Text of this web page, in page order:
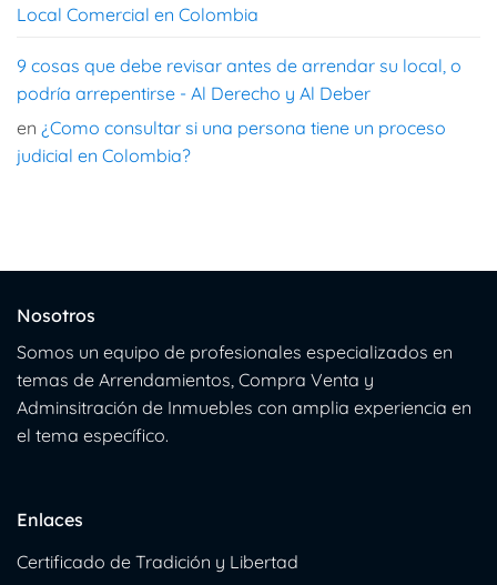
Local Comercial en Colombia
9 cosas que debe revisar antes de arrendar su local, o
podría arrepentirse - Al Derecho y Al Deber
en ¿Como consultar si una persona tiene un proceso
judicial en Colombia?
Nosotros
Somos un equipo de profesionales especializados en
temas de Arrendamientos, Compra Venta y
Adminsitración de Inmuebles con amplia experiencia en
el tema específico.
Enlaces
Certificado de Tradición y Libertad